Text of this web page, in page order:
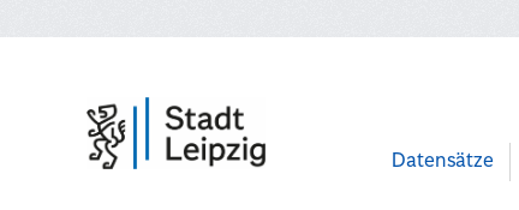
Datensätze